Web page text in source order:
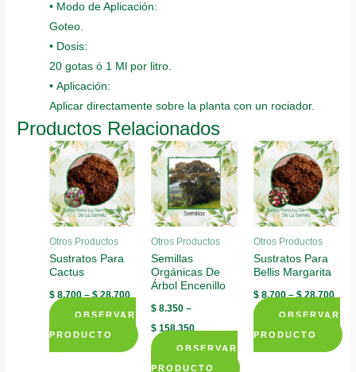
• Modo de Aplicación:
Goteo.
• Dosis:
20 gotas ó 1 Ml por litro.
• Aplicación:
Aplicar directamente sobre la planta con un rociador.
Productos Relacionados
Otros Productos
Sustratos Para
Cactus
$ 8.700–$28.700
OBSERVAR
PRODUCTO
This
Otros Productos
Semillas
Orgánicas De
Árbol Encenillo
$ 8.350 –
$ 158.350
OBSERVAR
PRODUCTO
Otros Productos
Sustratos Para
Bellis Margarita
$8.700–$28.700
OBSERVAR
PRODUCTO
This